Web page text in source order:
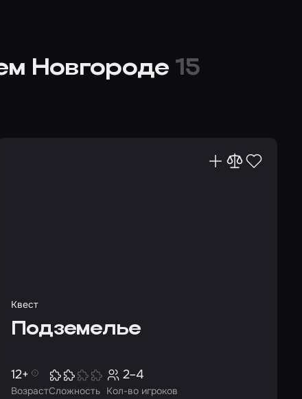
Новгороде 15
Квест
Подземелье
Возраст
12+
Сложность Кол-во игроков
2–4